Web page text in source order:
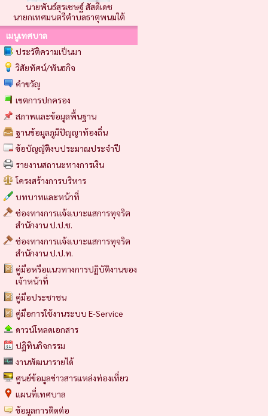
นายพันธ์สุรเชษฐ์ สัสดีเดช
นายกเทศมนตรีตำบลธาตุพนมใต้
เมนูเทศบาล
ประวัติความเป็นมา
วิสัยทัศน์/พันธกิจ
คำขวัญ
เขตการปกครอง
สภาพและข้อมูลพื้นฐาน
ฐานข้อมูลภูมิปัญญาท้องถิ่น
ข้อบัญญัติงบประมาณประจำปี
รายงานสถานะทางการเงิน
โครงสร้างการบริหาร
บทบาทและหน้าที่
ช่องทางการแจ้งเบาะแสการทุจริต
สำนักงาน ป.ป.ช.
ช่องทางการแจ้งเบาะแสการทุจริต
สำนักงาน ป.ป.ท.
คู่มือหรือแนวทางการปฏิบัติงานของ
เจ้าหน้าที่
คู่มือประชาชน
คู่มือการใช้งานระบบ E-Service
ดาวน์โหลดเอกสาร
ปฏิทินกิจกรรม
งานพัฒนารายได้
ศูนย์ข้อมูลข่าวสารแหล่งท่องเที่ยว
แผนที่เทศบาล
ข้อมูลการติดต่อ